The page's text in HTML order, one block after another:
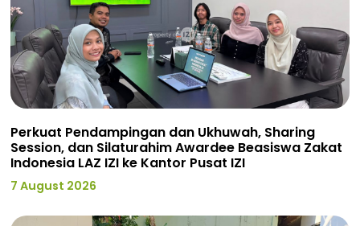
Perkuat Pendampingan dan Ukhuwah, Sharing
Session, dan Silaturahim Awardee Beasiswa Zakat
Indonesia LAZ IZI ke Kantor Pusat IZI
7 August 2026